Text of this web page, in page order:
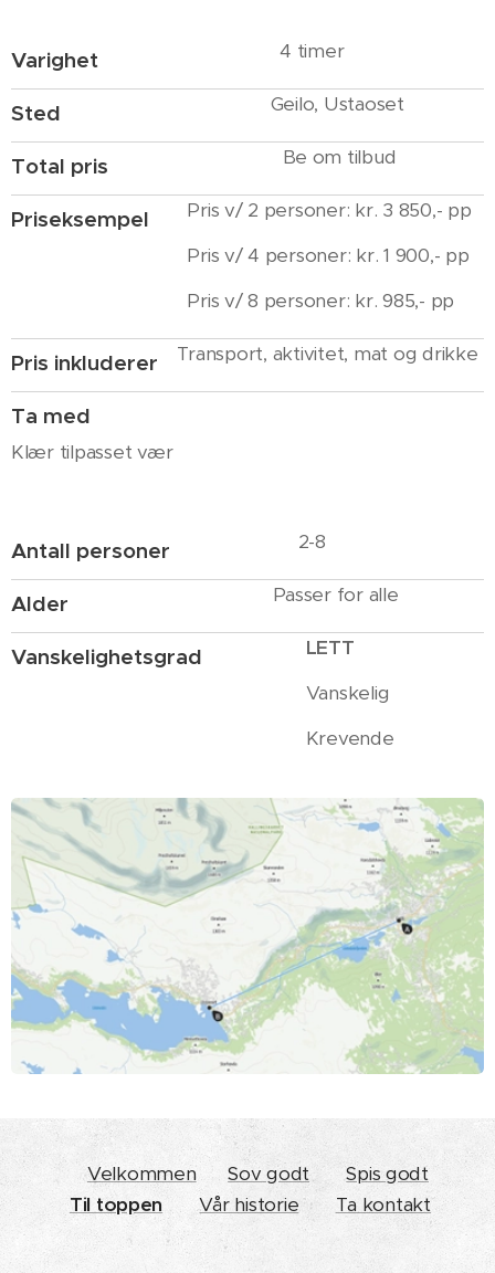
Varighet 4 timer
Sted Geilo, Ustaoset
Total pris Be om tilbud
Priseksempel
Pris v/ 2 personer: kr. 3 850,- pp
Pris v/ 4 personer: kr. 1 900,- pp
Pris v/ 8 personer: kr. 985,- pp
Pris inkluderer Transport, aktivitet, mat og drikke
Ta med
Klær tilpasset vær
Antall personer 2-8
Alder Passer for alle
Vanskelighetsgrad
LETT
Vanskelig
Krevende
Velkommen Sov godt
Spis godt
Til toppen
Vår historie Ta kontakt